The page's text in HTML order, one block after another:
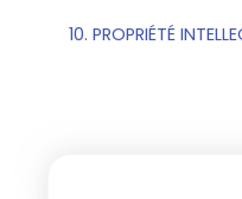
10. PROPRIÉTÉ